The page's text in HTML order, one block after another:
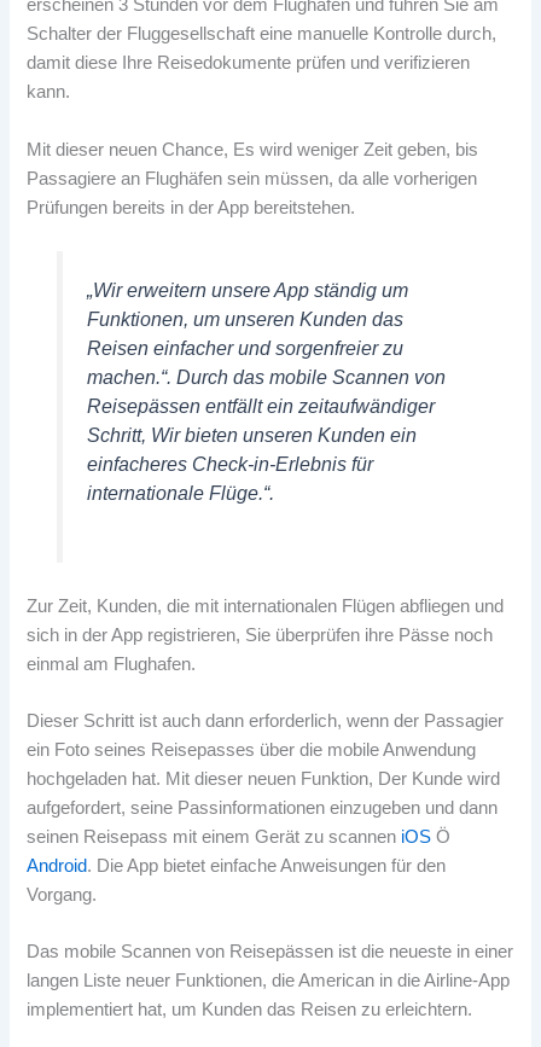
erscheinen 3 Stunden vor dem Flughafen und führen Sie am
Schalter der Fluggesellschaft eine manuelle Kontrolle durch,
damit diese Ihre Reisedokumente prüfen und verifizieren
kann.
Mit dieser neuen Chance, Es wird weniger Zeit geben, bis
Passagiere an Flughäfen sein müssen, da alle vorherigen
Prüfungen bereits in der App bereitstehen.
„Wir erweitern unsere App ständig um
Funktionen, um unseren Kunden das
Reisen einfacher und sorgenfreier zu
machen.“. Durch das mobile Scannen von
Reisepässen entfällt ein zeitaufwändiger
Schritt, Wir bieten unseren Kunden ein
einfacheres Check-in-Erlebnis für
internationale Flüge.“.
Zur Zeit, Kunden, die mit internationalen Flügen abfliegen und
sich in der App registrieren, Sie überprüfen ihre Pässe noch
einmal am Flughafen.
Dieser Schritt ist auch dann erforderlich, wenn der Passagier
ein Foto seines Reisepasses über die mobile Anwendung
hochgeladen hat. Mit dieser neuen Funktion, Der Kunde wird
aufgefordert, seine Passinformationen einzugeben und dann
seinen Reisepass mit einem Gerät zu scannen iOS Ö
Android. Die App bietet einfache Anweisungen für den
Vorgang.
Das mobile Scannen von Reisepässen ist die neueste in einer
langen Liste neuer Funktionen, die American in die Airline-App
implementiert hat, um Kunden das Reisen zu erleichtern.